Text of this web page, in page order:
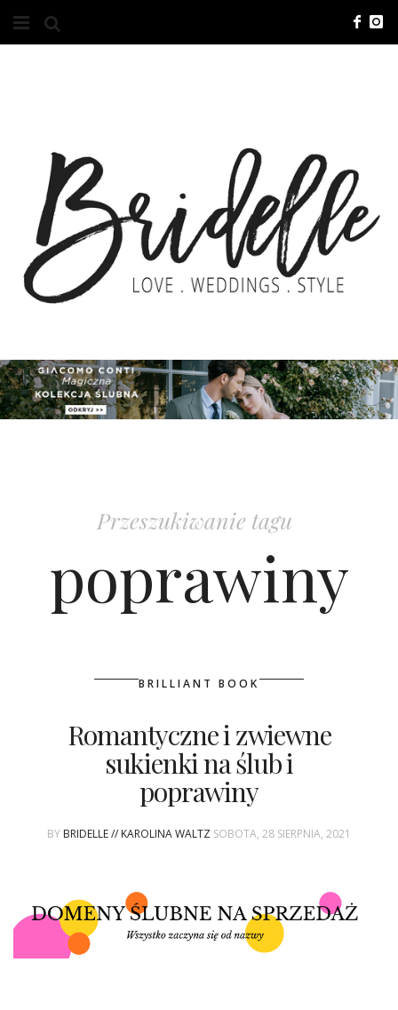
O NAS
KONTAKT
REKLAMA
ADVERTISING
ZGŁOSZENIA
KSIĄŻKI BRIDELLE
Przeszukiwanie tagu
poprawiny
BRILLIANT BOOK
Romantyczne i zwiewne
sukienki na ślub i
poprawiny
BY BRIDELLE // KAROLINA WALTZ SOBOTA, 28 SIERPNIA, 2021